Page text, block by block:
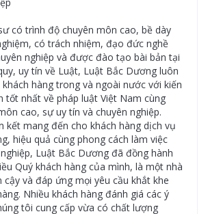
có trình độ chuyên môn cao, bề dày
có trách nhiệm, đạo đức nghề
nghiệp và được đào tạo bài bản tại
uy tín về Luật, Luật Bắc Dương luôn
hàng trong và ngoài nước với kiến
tốt nhất về pháp luật Việt Nam cùng
cao, sự uy tín và chuyên nghiệp.
kết mang đến cho khách hàng dịch vụ
hiệu quả cùng phong cách làm việc
Luật Bắc Dương đã đồng hành
Quý khách hàng của mình, là một nhà
cậy và đáp ứng mọi yêu cầu khắt khe
Nhiều khách hàng đánh giá các ý
tôi cung cấp vừa có chất lượng